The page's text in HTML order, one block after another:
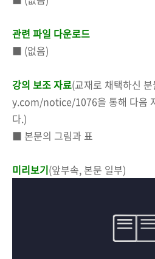
관련 파일 다운로드
■ (없음)
강의 보조 자료(교재로 채택하신
y.com/notice/1076을 통해 다음
다.)
■ 본문의 그림과 표
미리보기(앞부속, 본문 일부)